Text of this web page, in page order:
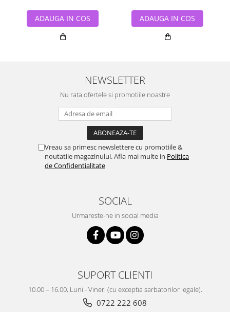
ADAUGA IN COS ADAUGA IN COS
NEWSLETTER
Nu rata ofertele si promotiile noastre
Vreau sa primesc newslettere cu promotiile &
noutatile magazinului. Afla mai multe in Politica
de Confidentialitate
SOCIAL
Urmareste-ne in social media
SUPORT CLIENTI
10.00 – 16.00, Luni - Vineri (cu exceptia sarbatorilor legale).
0722 222 608